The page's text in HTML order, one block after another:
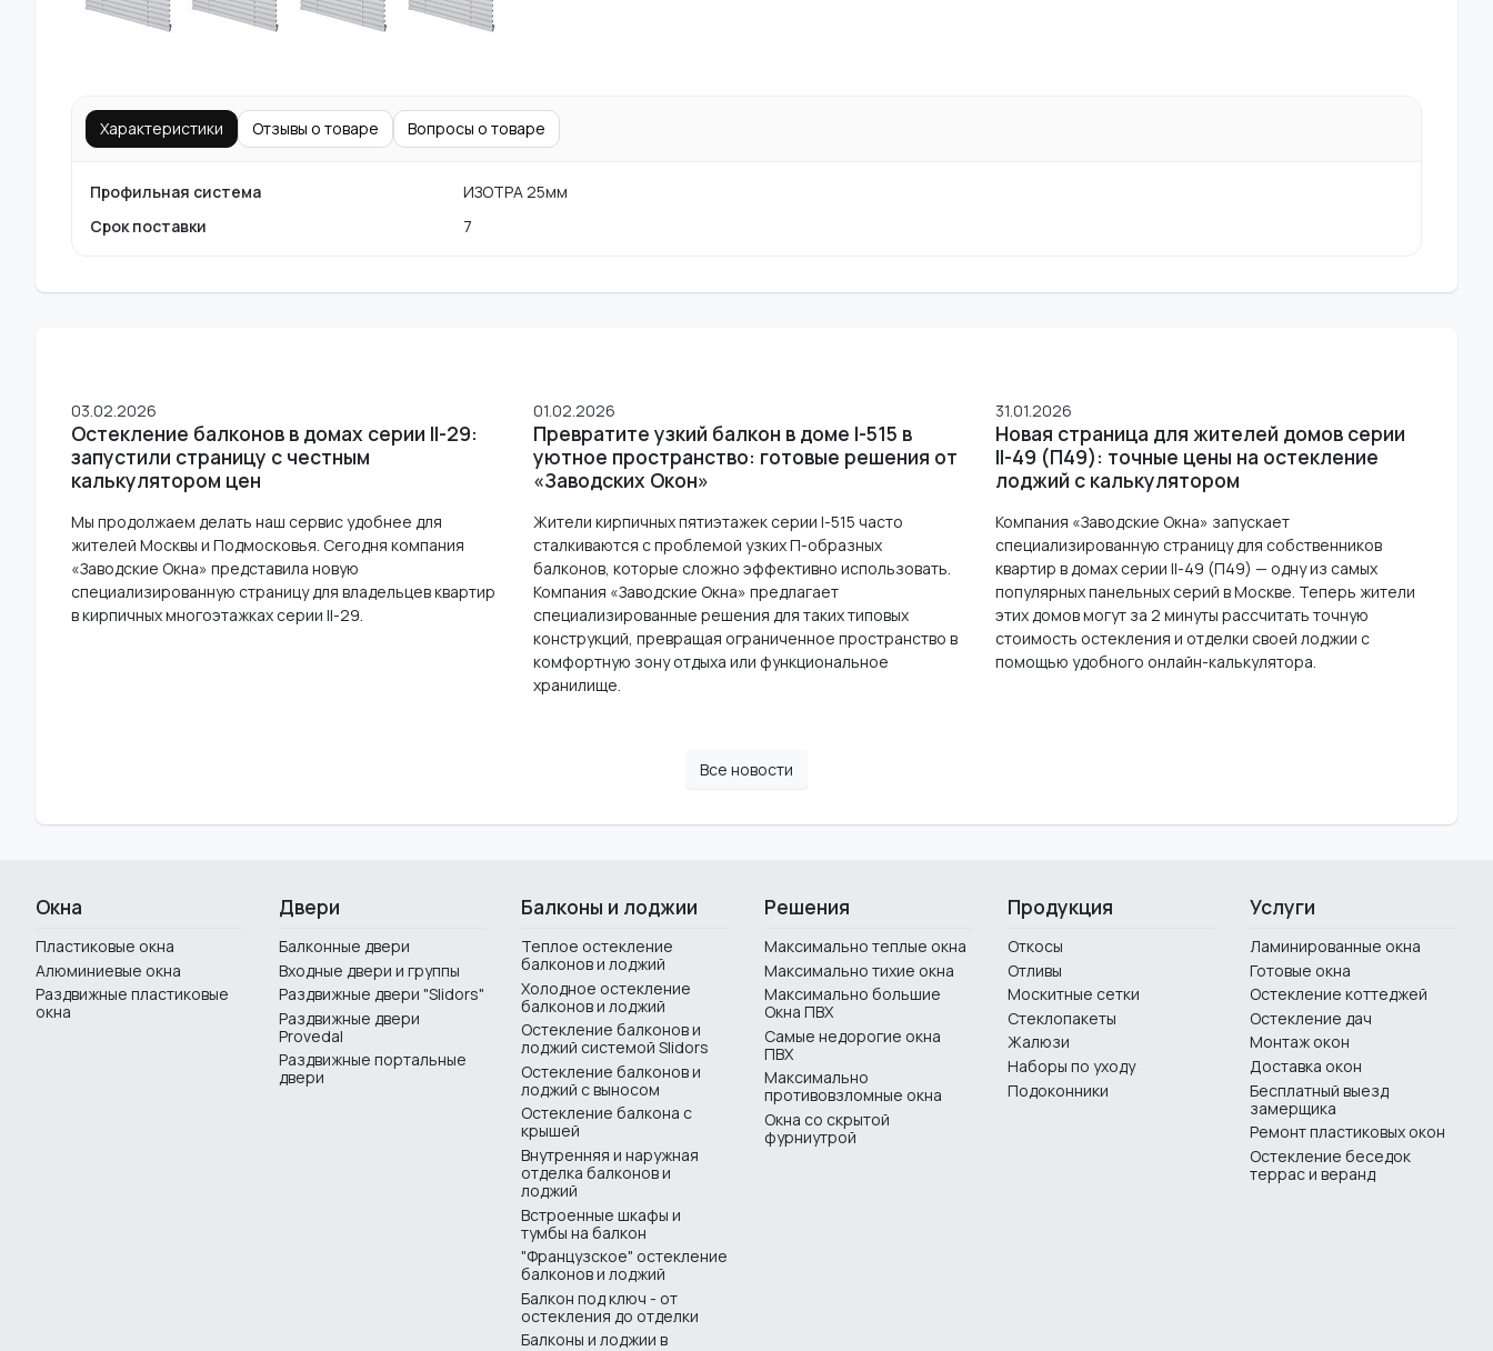
Характеристики Отзывы о товаре Вопросы о товаре
Профильная система
ИЗОТРА 25мм
Срок поставки
7
03.02.2026
Остекление балконов в домах серии II-29:
запустили страницу с честным
калькулятором цен
Мы продолжаем делать наш сервис удобнее для
жителей Москвы и Подмосковья. Сегодня компания
«Заводские Окна» представила новую
специализированную страницу для владельцев квартир
в кирпичных многоэтажках серии II-29.
01.02.2026
Превратите узкий балкон в доме I-515 в
уютное пространство: готовые решения от
«Заводских Окон»
Жители кирпичных пятиэтажек серии I-515 часто
сталкиваются с проблемой узких П-образных
балконов, которые сложно эффективно использовать.
Компания «Заводские Окна» предлагает
специализированные решения для таких типовых
конструкций, превращая ограниченное пространство в
комфортную зону отдыха или функциональное
хранилище.
31.01.2026
Новая страница для жителей домов серии
II-49 (П49): точные цены на остекление
лоджий с калькулятором
Компания «Заводские Окна» запускает
специализированную страницу для собственников
квартир в домах серии II-49 (П49) — одну из самых
популярных панельных серий в Москве. Теперь жители
этих домов могут за 2 минуты рассчитать точную
стоимость остекления и отделки своей лоджии с
помощью удобного онлайн-калькулятора.
Все новости
Окна
Пластиковые окна
Алюминиевые окна
Раздвижные пластиковые
окна
Двери
Балконные двери
Входные двери и группы
Раздвижные двери "Slidors"
Раздвижные двери
Provedal
Раздвижные портальные
двери
Балконы и лоджии
Теплое остекление
балконов и лоджий
Холодное остекление
балконов и лоджий
Остекление балконов и
лоджий системой Slidors
Остекление балконов и
лоджий с выносом
Остекление балкона с
крышей
Внутренняя и наружная
отделка балконов и
лоджий
Встроенные шкафы и
тумбы на балкон
"Французское" остекление
балконов и лоджий
Балкон под ключ - от
остекления до отделки
Балконы и лоджии в
Решения
Максимально теплые окна
Максимально тихие окна
Максимально большие
Окна ПВХ
Самые недорогие окна
ПВХ
Максимально
противовзломные окна
Окна со скрытой
фурниутрой
Продукция
Откосы
Отливы
Москитные сетки
Стеклопакеты
Жалюзи
Наборы по уходу
Подоконники
Услуги
Ламинированные окна
Готовые окна
Остекление коттеджей
Остекление дач
Монтаж окон
Доставка окон
Бесплатный выезд
замерщика
Ремонт пластиковых окон
Остекление беседок
террас и веранд